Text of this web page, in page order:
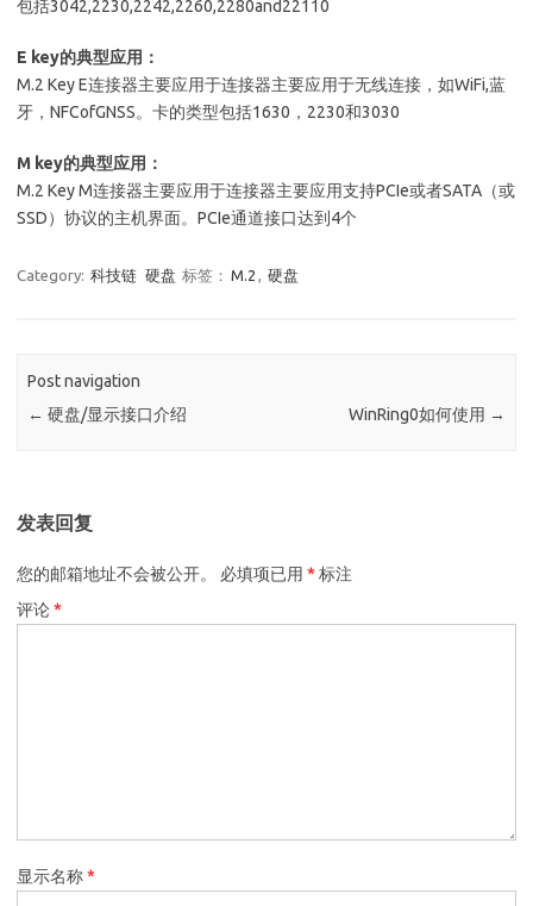
包括3042,2230,2242,2260,2280and22110
E key的典型应用：
M.2 Key E连接器主要应用于连接器主要应用于无线连接，如WiFi,蓝
牙，NFCofGNSS。卡的类型包括1630，2230和3030
M key的典型应用：
M.2 Key M连接器主要应用于连接器主要应用支持PCIe或者SATA（或
SSD）协议的主机界面。PCIe通道接口达到4个
Category: 科技链 硬盘 标签： M.2 , 硬盘
Post navigation
← 硬盘/显示接口介绍 WinRing0如何使用 →
发表回复
您的邮箱地址不会被公开。 必填项已用 * 标注
评论*
显示名称*